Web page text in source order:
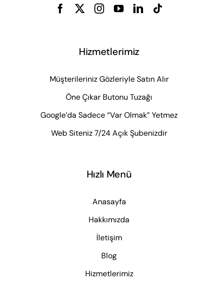
Hizmetlerimiz
Müşterileriniz Gözleriyle Satın Alır
Öne Çıkar Butonu Tuzağı
Google’da Sadece “Var Olmak” Yetmez
Web Siteniz 7/24 Açık Şubenizdir
Hızlı Menü
Anasayfa
Hakkımızda
İletişim
Blog
Hizmetlerimiz